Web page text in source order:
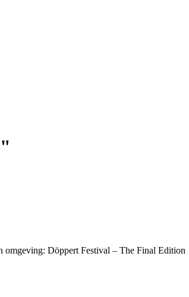
omgeving: Döppert Festival – The Final Edition